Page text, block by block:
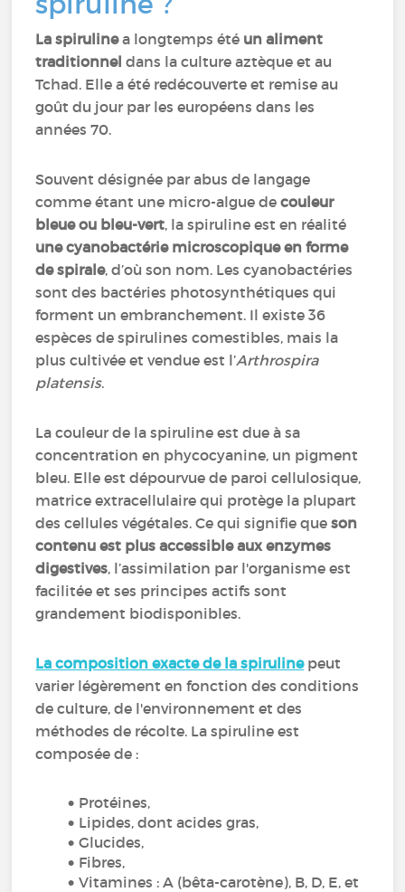
La spirulinea longtemps été un aliment
traditionnel dans la culture aztèque et au
Tchad. Elle a été redécouverte et remise au
goût du jour par les européens dans les
années 70.
Souvent désignée par abus de langage
comme étant une micro-algue decouleur
bleue ou bleu-vert, la spiruline est en réalité
une cyanobactérie microscopique en forme
de spirale, d’où son nom. Les cyanobactéries
sont des bactéries photosynthétiques qui
forment un embranchement. Il existe 36
espèces de spirulines comestibles, mais la
plus cultivée et vendue est l’Arthrospira
platensis.
La couleur de la spiruline est due à sa
concentration en phycocyanine, un pigment
bleu. Elle est dépourvue de paroi cellulosique,
matrice extracellulaire qui protège la plupart
des cellules végétales. Ce qui signifie queson
contenu est plus accessible aux enzymes
digestives, l’assimilation par l'organisme est
facilitée et ses principes actifs sont
grandement biodisponibles.
La composition exacte de la spirulinepeut
varier légèrement en fonction des conditions
de culture, de l'environnement et des
méthodes de récolte. La spiruline est
composée de :
Protéines,
Lipides, dont acides gras,
Glucides,
Fibres,
Vitamines : A (bêta-carotène), B, D, E, et